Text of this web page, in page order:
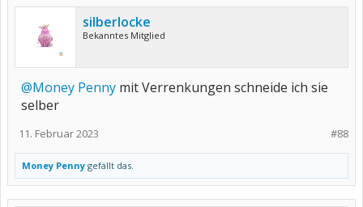
silberlocke
Bekanntes Mitglied
@Money Penny mit Verrenkungen schneide ich sie
selber
#88
11. Februar 2023
Money Penny gefällt das.